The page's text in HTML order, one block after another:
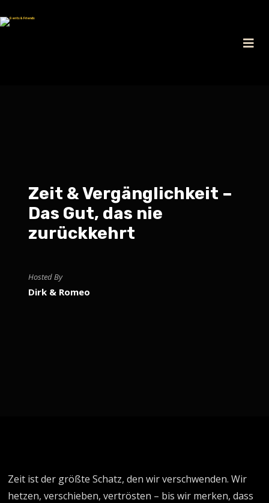
Zeit & Vergänglichkeit –
Das Gut, das nie
zurückkehrt
Hosted By
Dirk & Romeo
Zeit ist der größte Schatz, den wir verschwenden. Wir
hetzen, verschieben, vertrösten – bis wir merken, dass